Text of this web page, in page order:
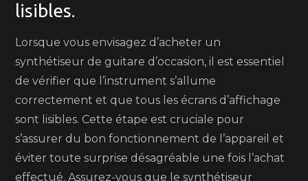
lisibles.
Lorsque vous envisagez d’acheter un
synthétiseur de guitare d’occasion, il est essentiel
de vérifier que l’instrument s’allume
correctement et que tous les écrans d’affichage
sont lisibles. Cette étape est cruciale pour
s’assurer du bon fonctionnement de l’appareil et
éviter toute surprise désagréable une fois l’achat
effectué. Assurez-vous que le synthétiseur